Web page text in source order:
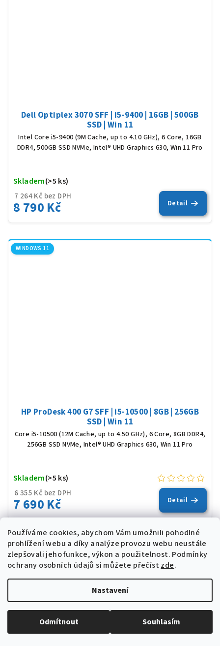
Používáme cookies, abychom Vám umožnili pohodlné
prohlížení webu a díky analýze provozu webu neustále
zlepšovali jeho funkce, výkon a použitelnost. Podmínky
ochrany osobních údajů si můžete přečíst zde.
Nastavení
Odmítnout Souhlasím
Dell Optiplex 3070 SFF | i5-9400 | 16GB | 500GB
SSD | Win 11
Intel Core i5-9400 (9M Cache, up to 4.10 GHz), 6 Core, 16GB
DDR4, 500GB SSD NVMe, Intel® UHD Graphics 630, Win 11 Pro
7 264 Kč bez DPH
8 790 Kč
Skladem(>5 ks)
5,0
z
5
Detail
WINDOWS 11
HP ProDesk 400 G7 SFF | i5-10500 | 8GB | 256GB
SSD | Win 11
Core i5-10500 (12M Cache, up to 4.50 GHz), 6 Core, 8GB DDR4,
256GB SSD NVMe, Intel® UHD Graphics 630, Win 11 Pro
6 355 Kč bez DPH
7 690 Kč
Skladem(>5 ks)
Detail
WINDOWS 11